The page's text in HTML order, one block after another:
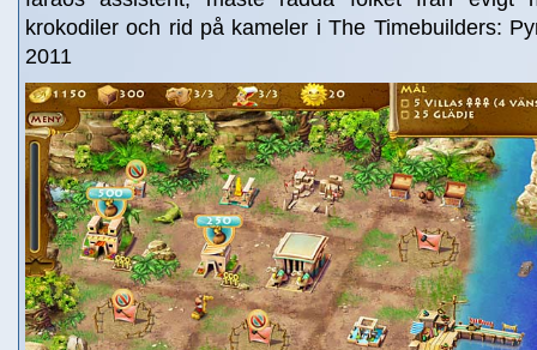
krokodiler och rid på kameler i The Timebuilders:
2011